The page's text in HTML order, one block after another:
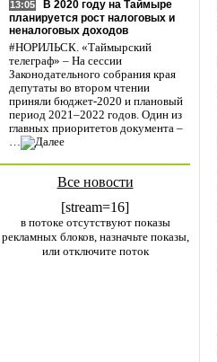
13:05
В 2020 году на Таймыре
планируется рост налоговых и
неналоговых доходов
#НОРИЛЬСК. «Таймырский
телеграф» – На сессии
Законодательного собрания края
депутаты во втором чтении
приняли бюджет-2020 и плановый
период 2021–2022 годов. Один из
главных приоритетов документа –
…
Все новости
[stream=16]
в потоке отсутствуют показы
рекламных блоков, назначьте показы,
или отключите поток